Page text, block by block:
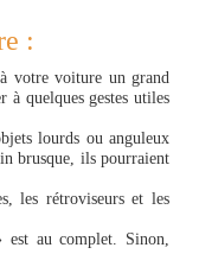
:
votre voiture un grand
à quelques gestes utiles
lourds ou anguleux
brusque, ils pourraient
les rétroviseurs et les
au complet.
Sinon,